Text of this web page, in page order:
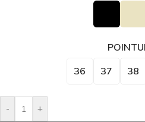
36 37 38
- +